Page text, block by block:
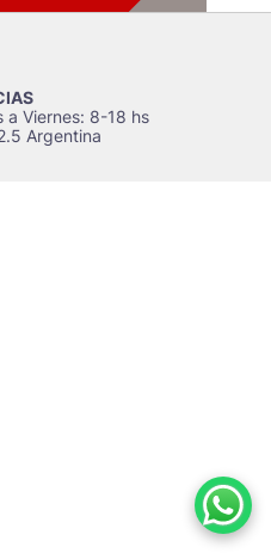
Viernes: 8-18 hs
Argentina